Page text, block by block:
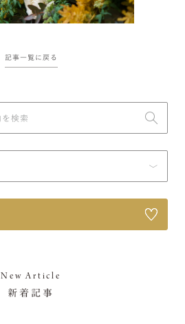
記事一覧に戻る
New Article
新着記事